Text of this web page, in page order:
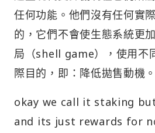
任何功能。他們沒有任何實
的，它們不會使生態系統更
局（shell game），使用不
際目的，即：降低拋售動機。
okay we call it staking
and its just rewards for